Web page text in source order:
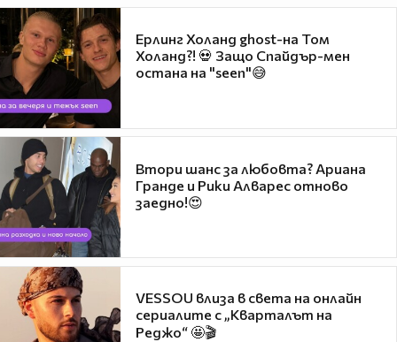
Ерлинг Холанд ghost-на Том
Холанд?! 💀 Защо Спайдър-мен
остана на "seen"😅
Втори шанс за любовта? Ариана
Гранде и Рики Алварес отново
заедно!😍
VESSOU влиза в света на онлайн
сериалите с „Кварталът на
Реджо“ 🤩🎬